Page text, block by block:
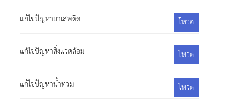
แก้ไขปัญหายาเสพติด โหวต
แก้ไขปัญหาสิ่งแวดล้อม โหวต
แก้ไขปัญหาน้ำท่วม โหวต